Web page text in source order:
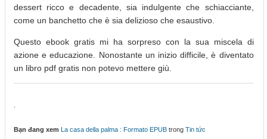
dessert ricco e decadente, sia indulgente che schiacciante,
come un banchetto che è sia delizioso che esaustivo.
Questo ebook gratis mi ha sorpreso con la sua miscela di
azione e educazione. Nonostante un inizio difficile, è diventato
un libro pdf gratis non potevo mettere giù.
Bạn đang xem La casa della palma : Formato EPUB trong Tin tức